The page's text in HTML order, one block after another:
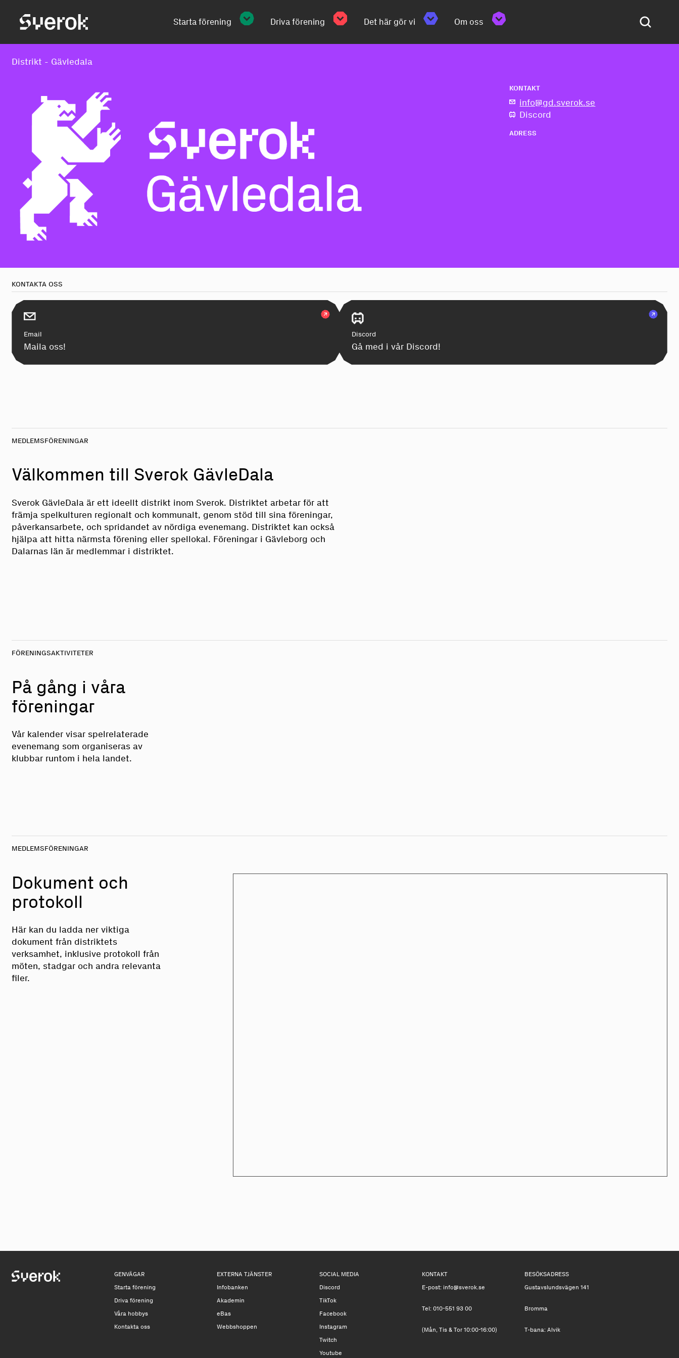
Sverok Starta förening Driva förening Det här gör vi Om oss
Distrikt - Gävledala
KONTAKT
info@gd.sverok.se
Discord
ADRESS
KONTAKTA OSS
Email
Maila oss!
Discord
Gå med i vår Discord!
MEDLEMSFÖRENINGAR
Välkommen till Sverok GävleDala
Sverok GävleDala är ett ideellt distrikt inom Sverok. Distriktet arbetar för att
främja spelkulturen regionalt och kommunalt, genom stöd till sina föreningar,
påverkansarbete, och spridandet av nördiga evenemang. Distriktet kan också
hjälpa att hitta närmsta förening eller spellokal. Föreningar i Gävleborg och
Dalarnas län är medlemmar i distriktet.
FÖRENINGSAKTIVITETER
På gång i våra
föreningar
Vår kalender visar spelrelaterade
evenemang som organiseras av
klubbar runtom i hela landet.
MEDLEMSFÖRENINGAR
Dokument och
protokoll
Här kan du ladda ner viktiga
dokument från distriktets
verksamhet, inklusive protokoll från
möten, stadgar och andra relevanta
filer.
GENVÄGAR
Starta förening
Driva förening
Våra hobbys
Kontakta oss
EXTERNA TJÄNSTER
Infobanken
Akademin
eBas
Webbshoppen
SOCIAL MEDIA
Discord
TikTok
Facebook
Instagram
Twitch
Youtube
KONTAKT
E-post: info@sverok.se
Tel: 010-551 93 00
(Mån, Tis & Tor 10:00-16:00)
BESÖKSADRESS
Gustavslundsvägen 141
Bromma
T-bana: Alvik